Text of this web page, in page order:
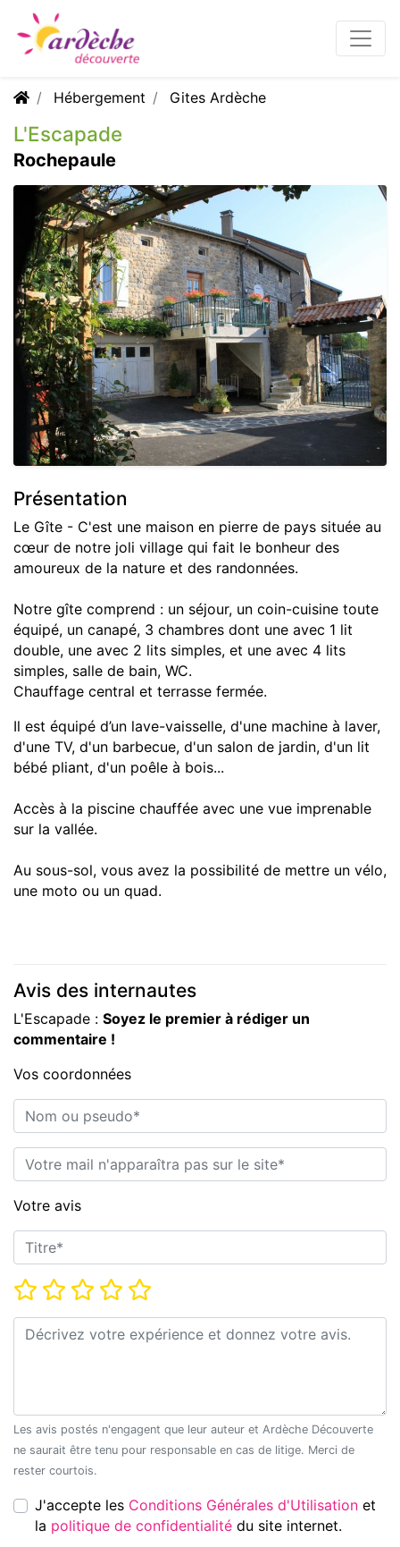
Hébergement Gites Ardèche
L'Escapade
Rochepaule
Présentation
Le Gîte - C'est une maison en pierre de pays située au
cœur de notre joli village qui fait le bonheur des
amoureux de la nature et des randonnées.
Notre gîte comprend : un séjour, un coin-cuisine toute
équipé, un canapé, 3 chambres dont une avec 1 lit
double, une avec 2 lits simples, et une avec 4 lits
simples, salle de bain, WC.
Chauffage central et terrasse fermée.
Il est équipé d’un lave-vaisselle, d'une machine à laver,
d'une TV, d'un barbecue, d'un salon de jardin, d'un lit
bébé pliant, d'un poêle à bois...
Accès à la piscine chauffée avec une vue imprenable
sur la vallée.
Au sous-sol, vous avez la possibilité de mettre un vélo,
une moto ou un quad.
Avis des internautes
L'Escapade : Soyez le premier à rédiger un
commentaire !
Vos coordonnées
Nom ou pseudo*
E-mail*
Votre avis
Titre*
Note*
Commentaire*
Les avis postés n'engagent que leur auteur et Ardèche Découverte
ne saurait être tenu pour responsable en cas de litige. Merci de
rester courtois.
J'accepte les Conditions Générales d'Utilisation et
la
politique de confidentialité du site internet.